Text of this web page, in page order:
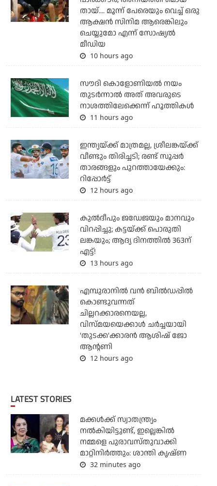
തായ്.... മൂന്ന് പേരെയും വെച്ച് ഒരു
ആക്ഷന്‍ സിനിമ ആരെങ്കിലും
ചെയ്യുമോ എന്ന് സോഷ്യല്‍
മീഡിയ
10 hours ago
സൗദി കൊളോണിയല്‍ നയം
തുടര്‍ന്നാല്‍ അത് അവരുടെ
നാശത്തിലേക്കെന്ന് ഹൂത്തികള്‍
11 hours ago
ഇന്ത്യയ്ക്ക് മാത്രമല്ല, ശ്രീലങ്കയ്ക്ക്
വീണ്ടും തിരിച്ചടി; രണ്ട് സൂപ്പര്‍
താരങ്ങളും പുറത്തായേക്കും:
റിപ്പോര്‍ട്ട്
12 hours ago
കുല്‍ദീപും ജഡേജയും മാനവും
വിറപ്പിച്ചു; കട്ടയ്ക്ക് പൊരുതി
ലങ്കയും; ആദ്യ ദിനത്തില്‍ 363ന്
എട്ട്!
13 hours ago
എമ്പുരാനില്‍ വന്‍ ബില്‍ഡപ്പില്‍
കൊണ്ടുവന്നത്
ചില്ലറക്കാരനെയല്ല,
വിസ്മയയെക്കാള്‍ ചര്‍ച്ചയായി
'തുടക്ക'ക്കാരന്‍ ആശിഷ് ജോ
ആന്റണി
12 hours ago
LATEST STORIES
മക്കൾക്ക് സ്വാതന്ത്ര്യം
നൽകിയിട്ടുണ്ട്, ഇല്ലെങ്കിൽ
നമ്മളെ പുരാവസ്തുവാക്കി
മാറ്റിനിർത്തും: ശാന്തി കൃഷ്ണ
32 minutes ago